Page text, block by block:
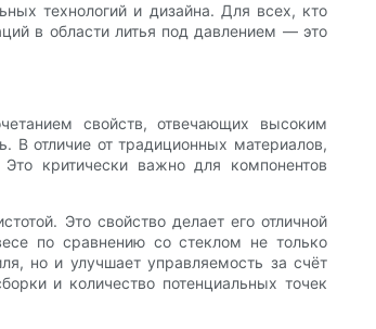
технологий и дизайна. Для всех, кто
в области литья под давлением — это
свойств, отвечающих высоким
В отличие от традиционных материалов,
критически важно для компонентов
Это свойство делает его отличной
по сравнению со стеклом не только
но и улучшает управляемость за счёт
и количество потенциальных точек